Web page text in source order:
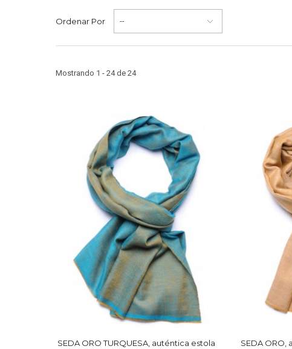
Ordenar Por --
Mostrando 1 - 24 de 24
SEDA ORO TURQUESA, auténtica estola
SEDA ORO,